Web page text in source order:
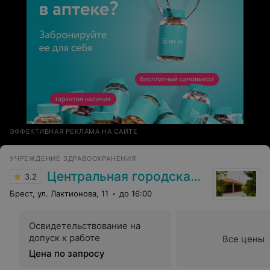
ЭФФЕКТИВНАЯ РЕКЛАМА НА САЙТЕ
УЧРЕЖДЕНИЕ ЗДРАВООХРАНЕНИЯ
3.2 Центральная городская больница
Брест, ул. Лактионова, 11 до 16:00
Освидетельствование на
допуск к работе
Цена по запросу
Все цены